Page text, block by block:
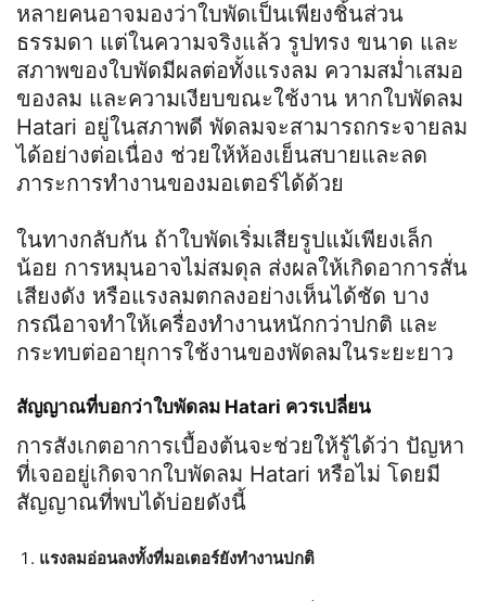
หลายคนอาจมองว่าใบพัดเป็นเพียงชิ้นส่วน
ธรรมดา แต่ในความจริงแล้ว รูปทรง ขนาด และ
สภาพของใบพัดมีผลต่อทั้งแรงลม ความสม่ำเสมอ
ของลม และความเงียบขณะใช้งาน หากใบพัดลม
Hatari อยู่ในสภาพดี พัดลมจะสามารถกระจายลม
ได้อย่างต่อเนื่อง ช่วยให้ห้องเย็นสบายและลด
ภาระการทำงานของมอเตอร์ได้ด้วย
ในทางกลับกัน ถ้าใบพัดเริ่มเสียรูปแม้เพียงเล็ก
น้อย การหมุนอาจไม่สมดุล ส่งผลให้เกิดอาการสั่น
เสียงดัง หรือแรงลมตกลงอย่างเห็นได้ชัด บาง
กรณีอาจทำให้เครื่องทำงานหนักกว่าปกติ และ
กระทบต่ออายุการใช้งานของพัดลมในระยะยาว
สัญญาณที่บอกว่าใบพัดลม Hatari ควรเปลี่ยน
การสังเกตอาการเบื้องต้นจะช่วยให้รู้ได้ว่า ปัญหา
ที่เจออยู่เกิดจากใบพัดลม Hatari หรือไม่ โดยมี
สัญญาณที่พบได้บ่อยดังนี้
แรงลมอ่อนลงทั้งที่มอเตอร์ยังทำงานปกติ